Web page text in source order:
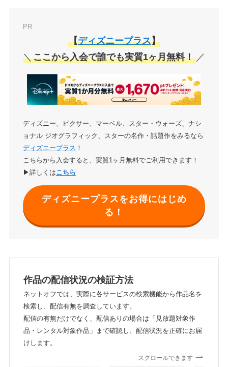
PR
【ディズニープラス】
＼ここから入会で誰でも実質1ヶ月無料！ ／
ディズニー、ピクサー、マーベル、スター・ウォーズ、ナシ
ョナル ジオグラフィック、スターの名作・話題作をみるなら
ディズニープラス ！
こちらから入会すると、実質1ヶ月無料でご利用できます！
▶詳しくはこちら
ディズニープラスをお得にはじめ
る！
作品の配信状況の検証方法
ネットオフでは、実際に各サービスの検索機能から作品名を
検索し、配信有無を調査しています。
配信の有無だけでなく、配信ありの場合は「見放題対象作
品・レンタル対象作品」まで確認し、配信状況を正確にお届
けします。
スクロールできます